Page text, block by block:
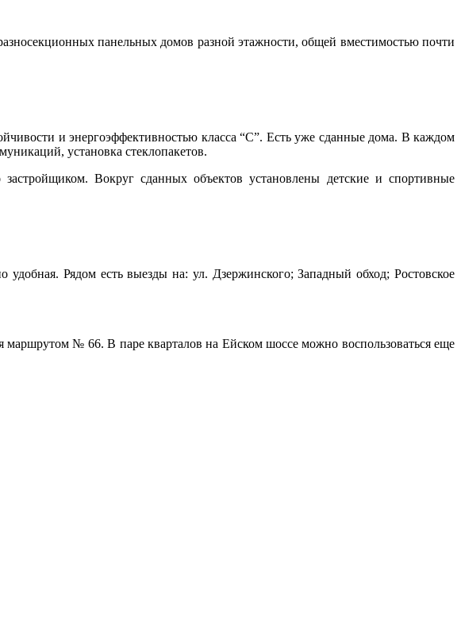
панельных домов разной этажности, общей вместимостью почти
и энергоэффективностью класса “С”. Есть уже сданные дома. В каждом
установка стеклопакетов.
застройщиком. Вокруг сданных объектов установлены детские и спортивные
Рядом есть выезды на: ул. Дзержинского; Западный обход; Ростовское
№ 66. В паре кварталов на Ейском шоссе можно воспользоваться еще